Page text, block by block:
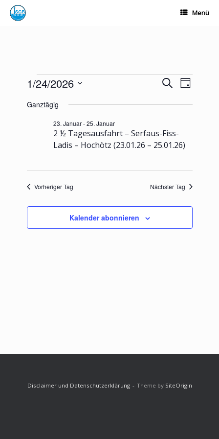
Inhalt
springen
Menü
Veranstaltungen
für
Januar
Veranstaltungen
Suche
Ansichten,
Suche
Ansichten-
Tag
1/24/2026
wählen.
Ganztägig
2 ½ Tagesausfahrt – Serfaus-Fiss-
Ladis – Hochötz (23.01.26 – 25.01.26)
23. Januar-25. Januar
Vorheriger Tag Nächster Tag
Kalender abonnieren
Disclaimer und Datenschutzerklärung Theme by SiteOrigin